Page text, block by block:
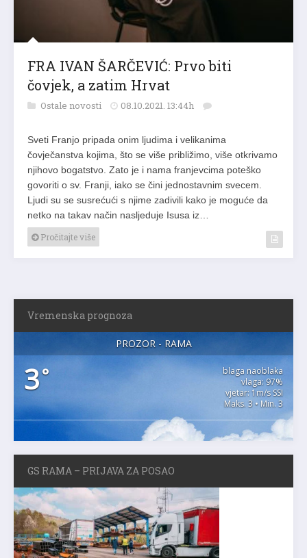
FRA IVAN ŠARČEVIĆ: Prvo biti
čovjek, a zatim Hrvat
Ostale novosti 08.10.2021. 13:44h
Sveti Franjo pripada onim ljudima i velikanima
čovječanstva kojima, što se više približimo, više otkrivamo
njihovo bogatstvo. Zato je i nama franjevcima poteško
govoriti o sv. Franji, iako se čini jednostavnim svecem.
Ljudi su se susrećući s njime zadivili kako je moguće da
netko na takav način nasljeduje Isusa iz…
Pročitajte više
Vremenska prognoza
PROZOR - RAMA
3°
blaga naoblaka
vlaga: 97%
vjetar: 1m/s SSI
Maks. 3 • Min. 3
GS RAMA – PRIJAVA ZA POSAO